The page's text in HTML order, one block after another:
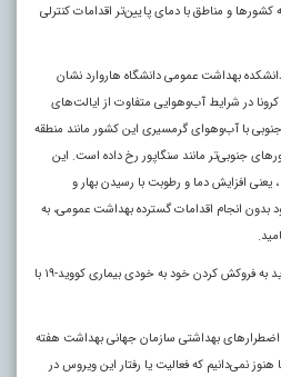
کشورها و مناطق با دمای پایین‌تر اقدامات کنترلی
بهداشت عمومی دانشگاه هاروارد نشان
در شرایط آب‌وهوایی متفاوت از ایالت‌های
با آب‌وهوای گرمسیری این کشور مانند منطقه
جنوبی‌تر مانند سنگاپور رخ داده است. این
افزایش دما و رطوبت با رسیدن بهار و
بدون انجام اقدامات گسترده بهداشت عمومی، به
سازمان جهانی بهداشت نیز می‌گوید نباید به فروکش کردن خود به‌ خودی بیماری کووید-۱۹ با
اضطرارهای بهداشتی سازمان جهانی بهداشت هفته
نمی‌دانیم که فعالیت یا رفتار این ویروس در